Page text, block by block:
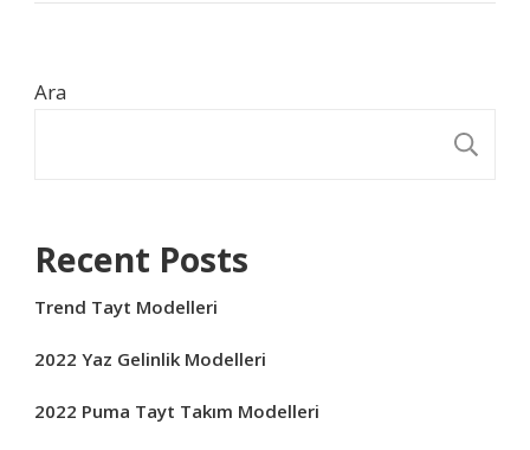
Ara
Recent Posts
Trend Tayt Modelleri
2022 Yaz Gelinlik Modelleri
2022 Puma Tayt Takım Modelleri